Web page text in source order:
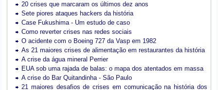
20 crises que marcaram os últimos dez anos
Sete piores ataques hackers da história
Case Fukushima - Um estudo de caso
Como reverter crises nas redes sociais
O acidente com o Boeing 727 da Vasp em 1982
As 21 maiores crises de alimentação em restaurantes da história
A crise da água mineral Perrier
EUA sob uma rajada de balas: o mapa dos atentados em massa
A crise do Bar Quitandinha - São Paulo
21 maiores desafios de crises em comunicação na história dos